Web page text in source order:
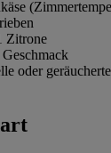
Zitrone
oder